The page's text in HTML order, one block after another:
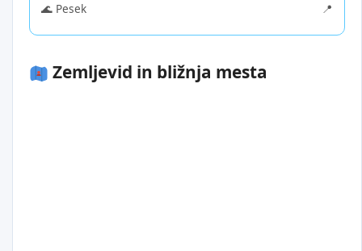
🌊 Pesek
📍
Zemljevid in bližnja mesta